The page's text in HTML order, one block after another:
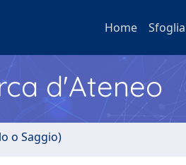
Home Sfoglia
d'Ateneo
o Saggio)